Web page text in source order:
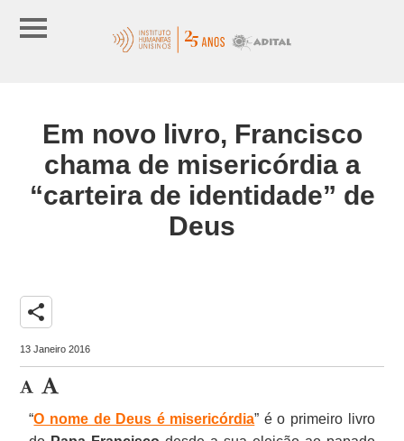
Em novo livro, Francisco
chama de misericórdia a
“carteira de identidade” de
Deus
share
13 Janeiro 2016
“O nome de Deus é misericórdia” é o primeiro livro